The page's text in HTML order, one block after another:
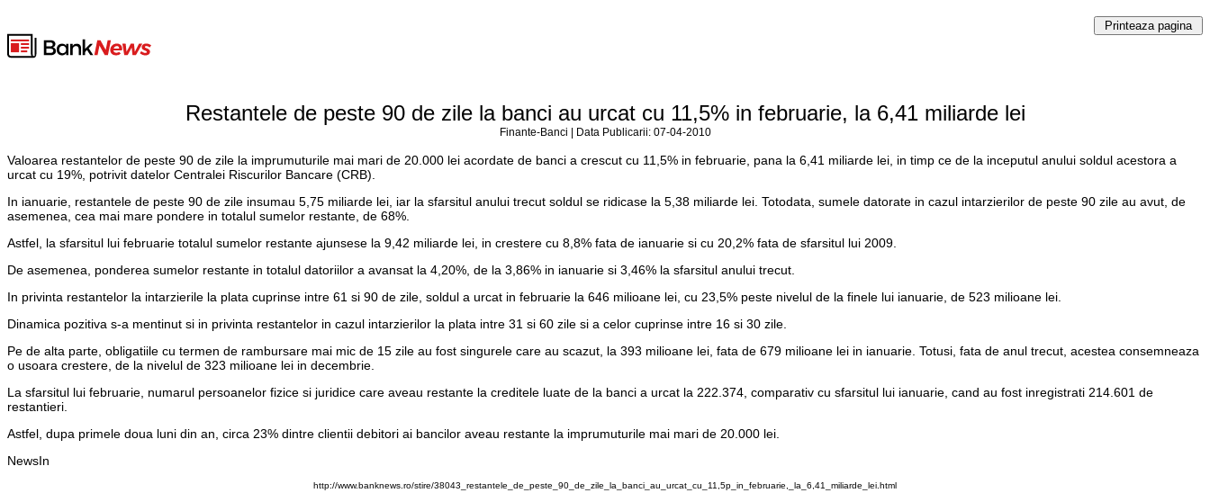
Restantele de peste 90 de zile la banci au urcat cu 11,5% in februarie, la 6,41 miliarde lei
Finante-Banci | Data Publicarii: 07-04-2010
Valoarea restantelor de peste 90 de zile la imprumuturile mai mari de 20.000 lei acordate de banci a crescut cu 11,5% in februarie, pana la 6,41 miliarde lei, in timp ce de la inceputul anului soldul acestora a
urcat cu 19%, potrivit datelor Centralei Riscurilor Bancare (CRB).
In ianuarie, restantele de peste 90 de zile insumau 5,75 miliarde lei, iar la sfarsitul anului trecut soldul se ridicase la 5,38 miliarde lei. Totodata, sumele datorate in cazul intarzierilor de peste 90 zile au avut, de
asemenea, cea mai mare pondere in totalul sumelor restante, de 68%.
Astfel, la sfarsitul lui februarie totalul sumelor restante ajunsese la 9,42 miliarde lei, in crestere cu 8,8% fata de ianuarie si cu 20,2% fata de sfarsitul lui 2009.
De asemenea, ponderea sumelor restante in totalul datoriilor a avansat la 4,20%, de la 3,86% in ianuarie si 3,46% la sfarsitul anului trecut.
In privinta restantelor la intarzierile la plata cuprinse intre 61 si 90 de zile, soldul a urcat in februarie la 646 milioane lei, cu 23,5% peste nivelul de la finele lui ianuarie, de 523 milioane lei.
Dinamica pozitiva s-a mentinut si in privinta restantelor in cazul intarzierilor la plata intre 31 si 60 zile si a celor cuprinse intre 16 si 30 zile.
Pe de alta parte, obligatiile cu termen de rambursare mai mic de 15 zile au fost singurele care au scazut, la 393 milioane lei, fata de 679 milioane lei in ianuarie. Totusi, fata de anul trecut, acestea consemneaza
o usoara crestere, de la nivelul de 323 milioane lei in decembrie.
La sfarsitul lui februarie, numarul persoanelor fizice si juridice care aveau restante la creditele luate de la banci a urcat la 222.374, comparativ cu sfarsitul lui ianuarie, cand au fost inregistrati 214.601 de
restantieri.
Astfel, dupa primele doua luni din an, circa 23% dintre clientii debitori ai bancilor aveau restante la imprumuturile mai mari de 20.000 lei.
NewsIn
http://www.banknews.ro/stire/38043_restantele_de_peste_90_de_zile_la_banci_au_urcat_cu_11,5p_in_februarie,_la_6,41_miliarde_lei.html